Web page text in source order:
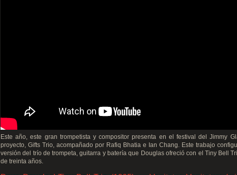
Este año, este gran trompetista y compositor presenta en el festival del Jimmy
proyecto, Gifts Trio, acompañado por Rafiq Bhatia e Ian Chang. Este trabajo
versión del trío de trompeta, guitarra y batería que Douglas ofreció con el Tiny Bell
de treinta años.